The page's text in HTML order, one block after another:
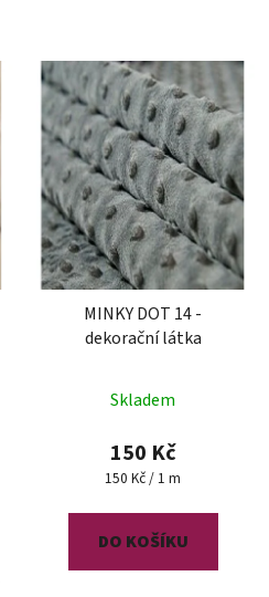
MINKY DOT 14 -
dekorační látka
Skladem
150 Kč
Měrná
150 Kč / 1 m
DO KOŠÍKU